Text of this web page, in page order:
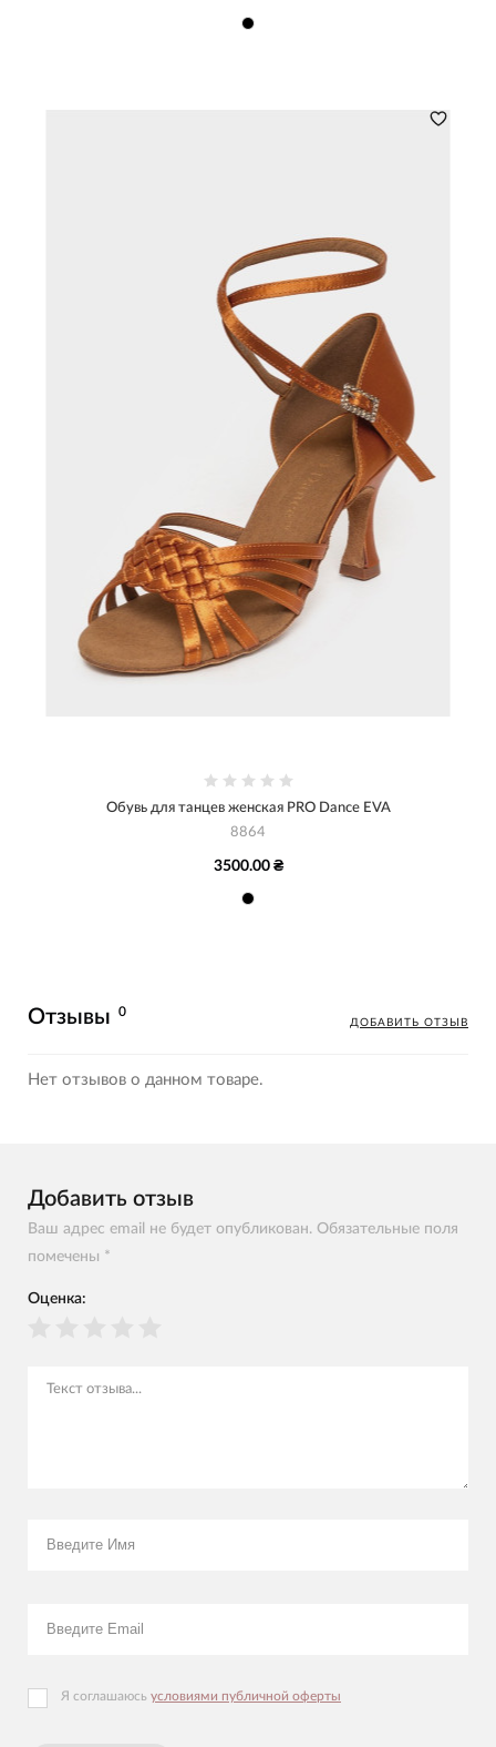
Обувь для танцев женская PRO Dance EVA
8864
3500.00 ₴
Отзывы 0
ДОБАВИТЬ ОТЗЫВ
Нет отзывов о данном товаре.
Добавить отзыв
Ваш адрес email не будет опубликован. Обязательные поля
помечены *
Оценка:
Я соглашаюсь условиями публичной оферты